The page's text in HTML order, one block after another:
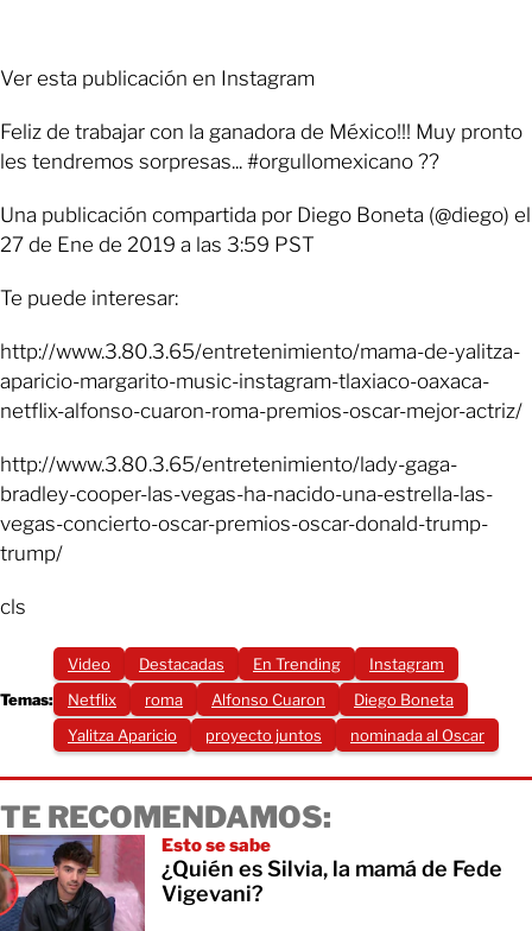
Ver esta publicación en Instagram
Feliz de trabajar con la ganadora de México!!! Muy pronto
les tendremos sorpresas... #orgullomexicano ??
Una publicación compartida por Diego Boneta (@diego) el
27 de Ene de 2019 a las 3:59 PST
Te puede interesar:
http://www.3.80.3.65/entretenimiento/mama-de-yalitza-
aparicio-margarito-music-instagram-tlaxiaco-oaxaca-
netflix-alfonso-cuaron-roma-premios-oscar-mejor-actriz/
http://www.3.80.3.65/entretenimiento/lady-gaga-
bradley-cooper-las-vegas-ha-nacido-una-estrella-las-
vegas-concierto-oscar-premios-oscar-donald-trump-
trump/
cls
Temas:
Video Destacadas En Trending
Instagram
Netflix
roma Alfonso Cuaron
Diego Boneta
Yalitza Aparicio
proyecto juntos nominada al Oscar
TE RECOMENDAMOS:
Esto se sabe
¿Quién es Silvia, la mamá de Fede
Vigevani?